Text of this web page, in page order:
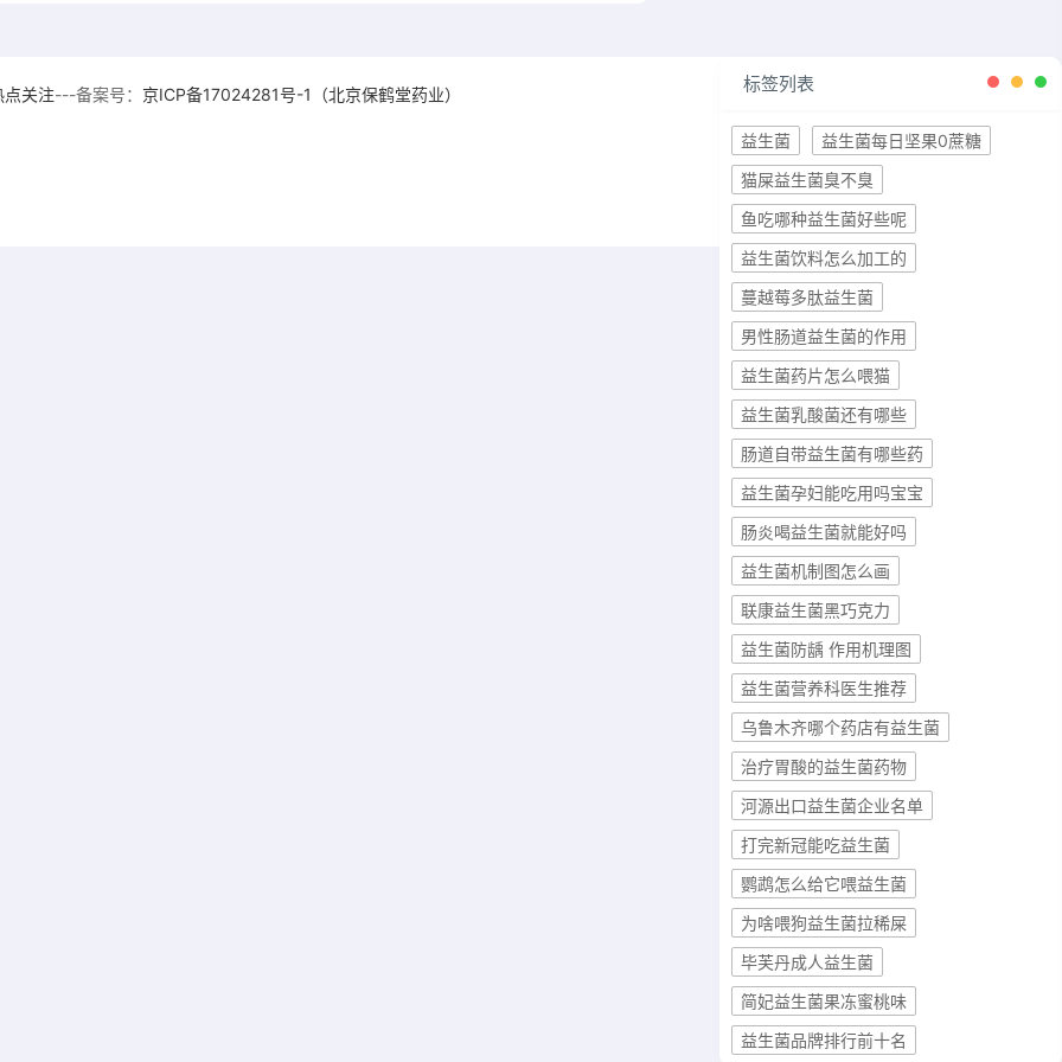
标签列表
益生菌
益生菌每日坚果0蔗糖
猫屎益生菌臭不臭
鱼吃哪种益生菌好些呢
益生菌饮料怎么加工的
蔓越莓多肽益生菌
男性肠道益生菌的作用
益生菌药片怎么喂猫
益生菌乳酸菌还有哪些
肠道自带益生菌有哪些药
益生菌孕妇能吃用吗宝宝
肠炎喝益生菌就能好吗
益生菌机制图怎么画
联康益生菌黑巧克力
益生菌防龋 作用机理图
益生菌营养科医生推荐
乌鲁木齐哪个药店有益生菌
治疗胃酸的益生菌药物
河源出口益生菌企业名单
打完新冠能吃益生菌
鹦鹉怎么给它喂益生菌
为啥喂狗益生菌拉稀屎
毕芙丹成人益生菌
简妃益生菌果冻蜜桃味
益生菌品牌排行前十名
点关注---备案号： 京ICP备17024281号-1（北京保鹤堂药业）